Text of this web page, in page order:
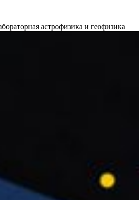
астрофизика и геофизика